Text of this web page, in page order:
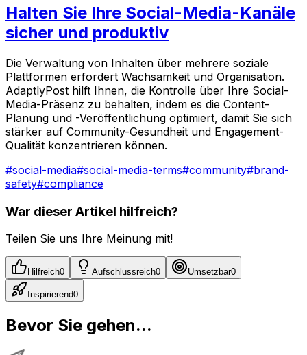
Halten Sie Ihre Social-Media-Kanäle
sicher und produktiv
Die Verwaltung von Inhalten über mehrere soziale
Plattformen erfordert Wachsamkeit und Organisation.
AdaptlyPost hilft Ihnen, die Kontrolle über Ihre Social-
Media-Präsenz zu behalten, indem es die Content-
Planung und -Veröffentlichung optimiert, damit Sie sich
stärker auf Community-Gesundheit und Engagement-
Qualität konzentrieren können.
#social-media#social-media-terms#community#brand-
safety#compliance
War dieser Artikel hilfreich?
Teilen Sie uns Ihre Meinung mit!
Hilfreich0 Aufschlussreich0 Umsetzbar0
Inspirierend0
Bevor Sie gehen...